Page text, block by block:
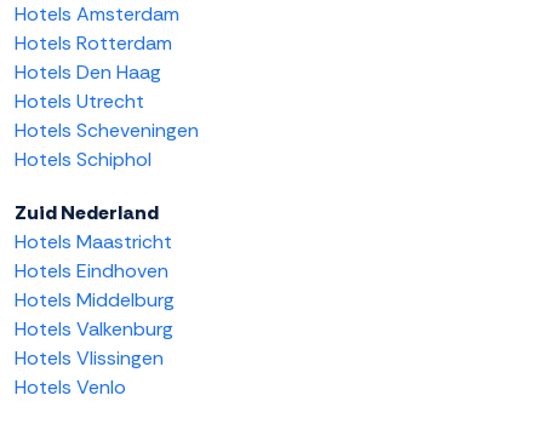
Hotels Amsterdam
Hotels Rotterdam
Hotels Den Haag
Hotels Utrecht
Hotels Scheveningen
Hotels Schiphol
Zuid Nederland
Hotels Maastricht
Hotels Eindhoven
Hotels Middelburg
Hotels Valkenburg
Hotels Vlissingen
Hotels Venlo